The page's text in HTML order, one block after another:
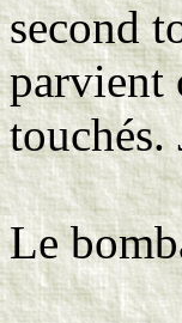
second
parvient
touchés.
Le